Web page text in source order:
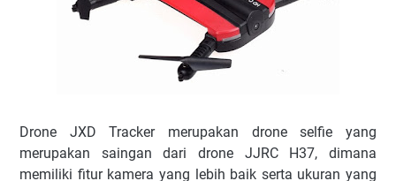
Drone JXD Tracker merupakan drone selfie yang
merupakan saingan dari drone JJRC H37, dimana
memiliki fitur kamera yang lebih baik serta ukuran yang